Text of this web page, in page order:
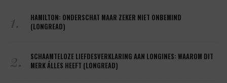
1.
HAMILTON: ONDERSCHAT MAAR ZEKER NIET ONBEMIND
(LONGREAD)
2.
SCHAAMTELOZE LIEFDESVERKLARING AAN LONGINES: WAAROM DIT
MERK ÁLLES HEEFT (LONGREAD)